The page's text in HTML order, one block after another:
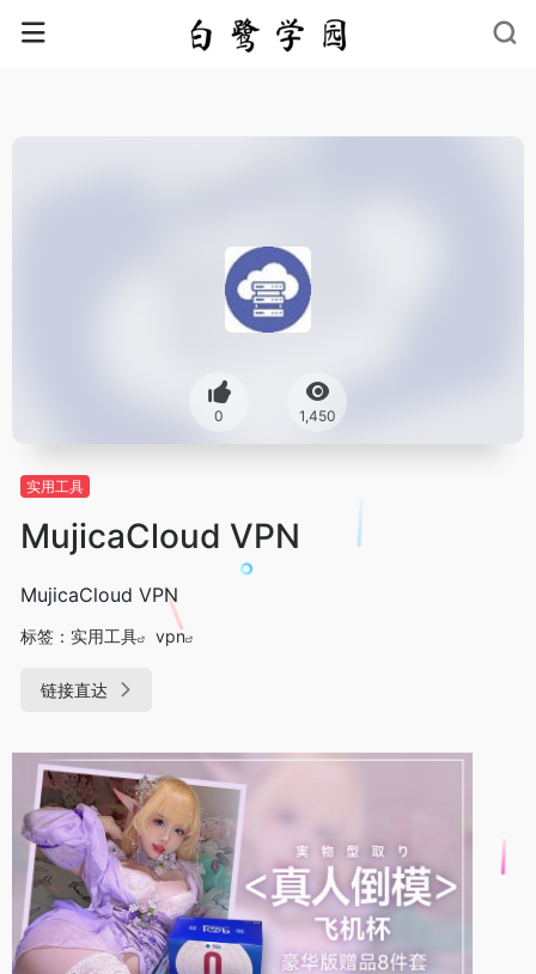
0 1,450
实用工具
MujicaCloud VPN
MujicaCloud VPN
标签： 实用工具 vpn
链接直达